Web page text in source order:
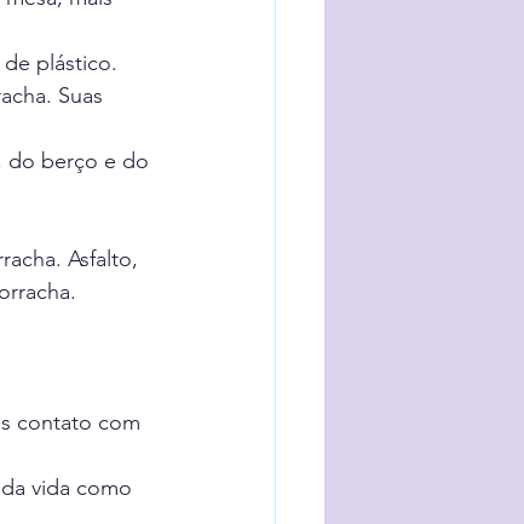
plástico.
Suas
do berço e do
Asfalto,
contato com
vida como